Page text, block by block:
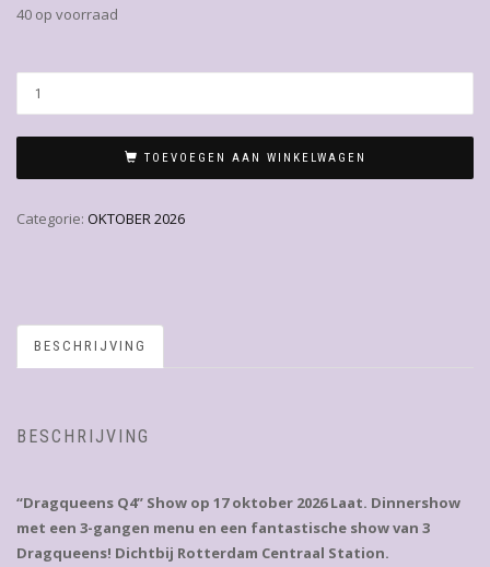
40 op voorraad
TOEVOEGEN AAN WINKELWAGEN
Categorie: OKTOBER 2026
BESCHRIJVING
BESCHRIJVING
“Dragqueens Q4” Show op 17 oktober 2026 Laat. Dinnershow
met een 3-gangen menu en een fantastische show van 3
Dragqueens! Dichtbij Rotterdam Centraal Station.